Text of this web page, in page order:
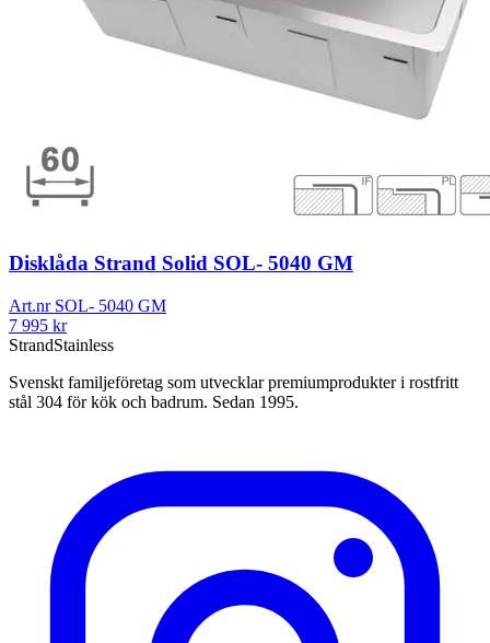
Disklåda Strand Solid SOL- 5040 GM
Art.nr SOL- 5040 GM
7 995 kr
StrandStainless
Svenskt familjeföretag som utvecklar premiumprodukter i rostfritt
stål 304 för kök och badrum. Sedan 1995.